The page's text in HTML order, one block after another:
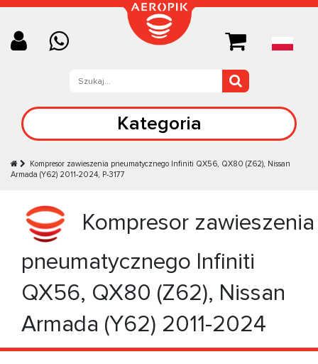
Kategoria
Kompresor zawieszenia pneumatycznego Infiniti QX56, QX80 (Z62), Nissan
Armada (Y62) 2011-2024, P-3177
Kompresor zawieszenia
pneumatycznego Infiniti
QX56, QX80 (Z62), Nissan
Armada (Y62) 2011-2024